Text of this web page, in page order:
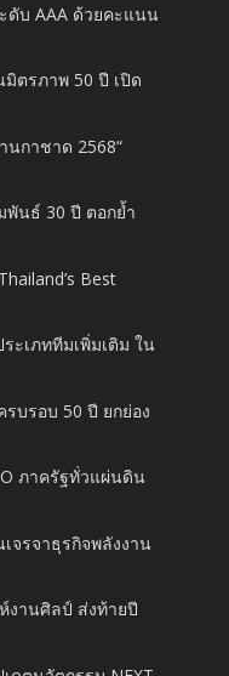
ดับ AAA ด้วยคะแนน
มิตรภาพ 50 ปี เปิด
นกาชาด 2568“
พันธ์ 30 ปี ตอกย้ำ
Best
ะเภททีมเพิ่มเติม ใน
บรอบ 50 ปี ยกย่อง
ภาครัฐทั่วแผ่นดิน
จรจาธุรกิจพลังงาน
งานศิลป์ ส่งท้ายปี